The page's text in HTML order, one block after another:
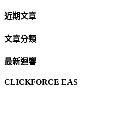
近期文章
文章分類
最新迴響
CLICKFORCE EAS